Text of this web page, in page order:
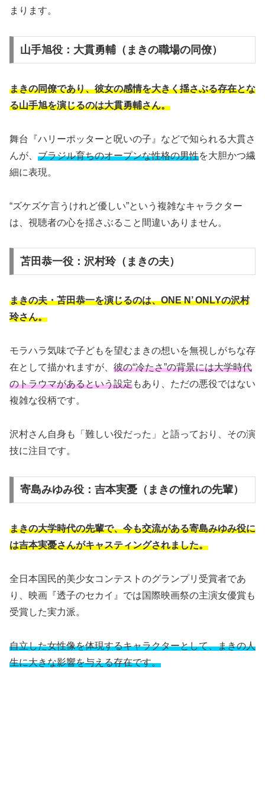
まります。
山手旭役：大貫勇輔（まきの職場の同僚）
まきの同僚であり、彼女の感情を大きく揺さぶる存在とな
る山手旭を演じるのは大貫勇輔さん。
舞台『ハリーポッターと呪いの子』などで知られる大貫さ
んが、 ブラジル育ちのオープンな性格の男性を大胆かつ繊
細に表現。
“ズケズケ言うけれど優しい”という複雑なキャラクター
は、視聴者の心を揺さぶること間違いありません。
苫田恭一役：沢村玲（まきの夫）
まきの夫・苫田恭一を演じるのは、ONE N’ ONLYの沢村
玲さん。
モラハラ気味で子どもを望むまきの想いを無視しがちな存
在として描かれますが、 彼の“冷たさ”の背景には大学時代
のトラウマがあるという設定もあり、ただの悪役ではない
複雑な役柄です。
沢村さん自身も「難しい役だった」と語っており、その演
技に注目です。
寄島みゆみ役：吉本実憂（まきの憧れの先輩）
まきの大学時代の先輩で、今も交流がある寄島みゆみ役に
は吉本実憂さんがキャスティングされました。
全日本国民的美少女コンテストのグランプリ受賞者であ
り、映画『透子のセカイ』では国際映画祭の主演女優賞も
受賞した実力派。
自立した女性像を体現するキャラクターとして、まきの人
生に大きな影響を与える存在です。